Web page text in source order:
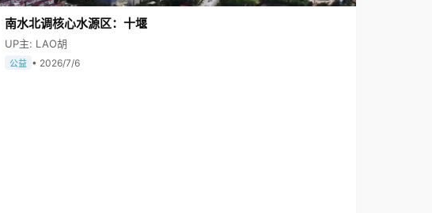
南水北调核心水源区：十堰
UP主: LAO胡
公益 • 2026/7/6